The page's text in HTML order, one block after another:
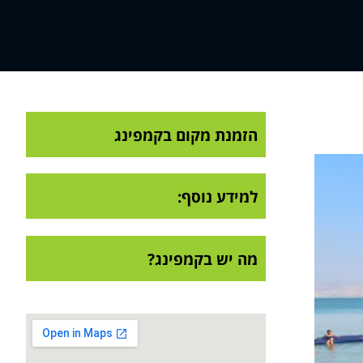
הזמנת מקום בקמפינג
למידע נוסף:
מה יש בקמפינג?